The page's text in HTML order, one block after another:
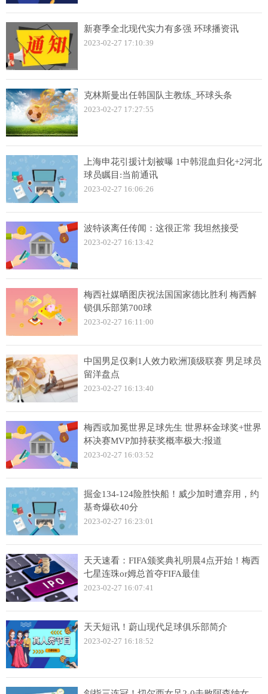
新赛季全北现代实力有多强 环球播资讯
2023-02-27 17:10:39
克林斯曼出任韩国队主教练_环球头条
2023-02-27 17:27:55
上海申花引援计划被曝 1中韩混血归化+2河北
球员瞩目:当前通讯
2023-02-27 16:06:26
波特谈离任传闻：这很正常 我坦然接受
2023-02-27 16:13:42
梅西社媒晒图庆祝法国国家德比胜利 梅西解
锁俱乐部第700球
2023-02-27 16:11:00
中国男足仅剩1人效力欧洲顶级联赛 男足球员
留洋盘点
2023-02-27 16:13:40
梅西或加冕世界足球先生 世界杯金球奖+世界
杯决赛MVP加持获奖概率极大:报道
2023-02-27 16:03:52
掘金134-124险胜快船！威少加时遭弃用，约
基奇爆砍40分
2023-02-27 16:23:01
天天速看：FIFA颁奖典礼明晨4点开始！梅西
七星连珠or姆总首夺FIFA最佳
2023-02-27 16:07:41
天天短讯！蔚山现代足球俱乐部简介
2023-02-27 16:18:52